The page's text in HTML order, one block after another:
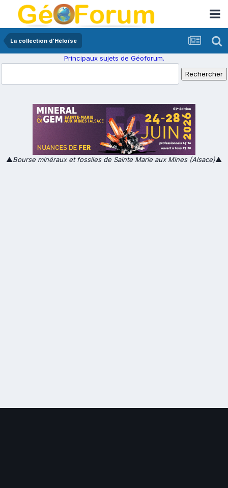
La collection d'Héloïse
Principaux sujets de Géoforum.
▲Bourse minéraux et fossiles de Sainte Marie aux Mines (Alsace)▲